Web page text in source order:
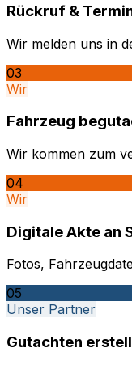
Rückruf &
Wir melden uns in
03
Wir
Fahrzeug
Wir kommen zum
04
Wir
Digitale Akte an
Fotos,
05
Unser Partner
Gutachten